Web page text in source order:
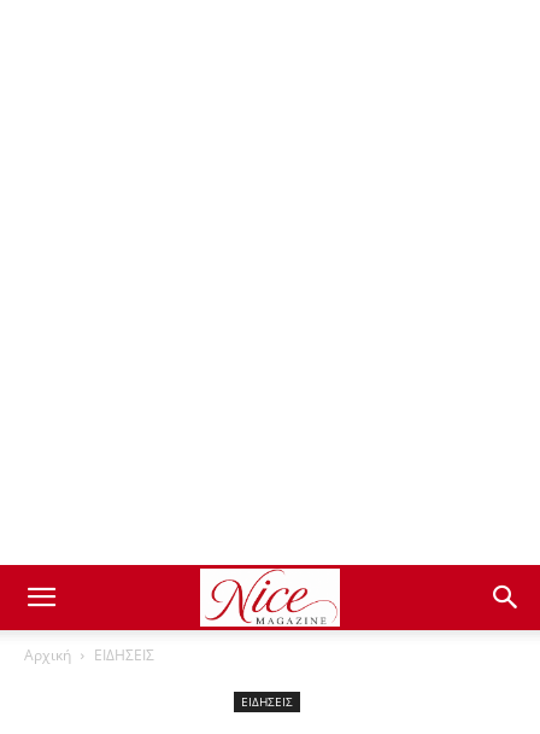
Αρχική ΕΙΔΗΣΕΙΣ
ΕΙΔΗΣΕΙΣ